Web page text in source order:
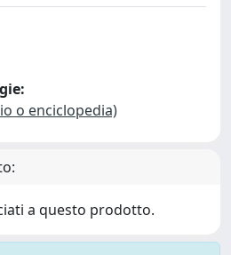
o enciclopedia)
a questo prodotto.